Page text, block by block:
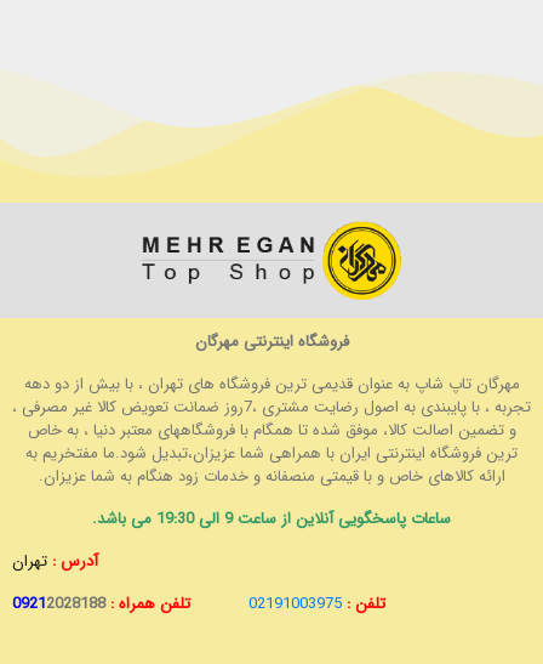
فروشگاه اینترنتی مهرگان
مهرگان تاپ شاپ به عنوان قدیمی ترین فروشگاه های تهران ، با بیش از دو دهه
تجربه ، با پایبندی به اصول رضایت مشتری ،7روز ضمانت تعویض کالا غیر مصرفی ،
و تضمین اصالت کالا، موفق شده تا همگام با فروشگاههای معتبر دنیا ، به خاص
ترین فروشگاه اینترنتی ایران با همراهی شما عزیزان،تبدیل شود.ما مفتخریم به
ارائه کالاهای خاص و با قیمتی منصفانه و خدمات زود هنگام به شما عزیزان.
ساعات پاسخگویی آنلاین از ساعت 9 الی 19:30 می باشد.
آدرس : تهران
تلفن : 02191003975 تلفن همراه : 09212028188